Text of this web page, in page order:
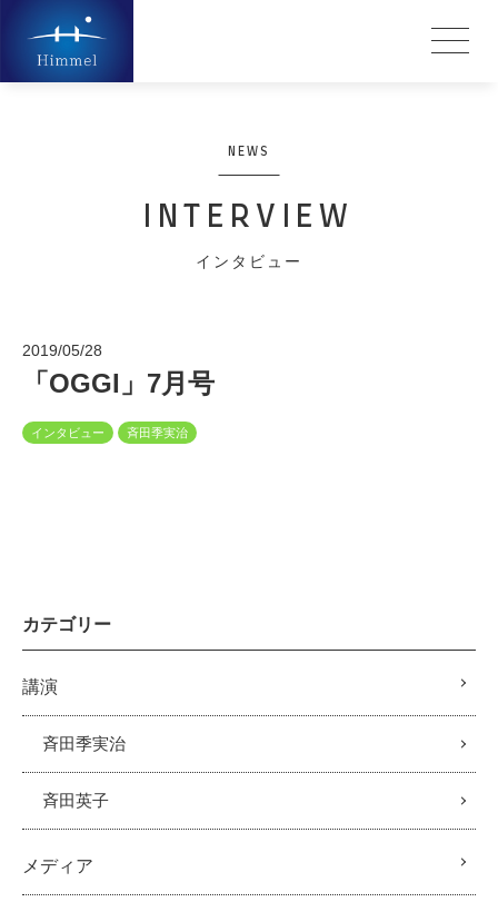
NEWS
INTERVIEW
インタビュー
2019/05/28
「OGGI」7月号
インタビュー 斉田季実治
カテゴリー
講演
斉田季実治
斉田英子
メディア